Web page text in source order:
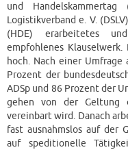
und
Logistikverband e. V.
(HDE) erarbeitetes
empfohlenes
hoch. Nach einer
Prozent der
ADSp und 86 Prozent der
gehen von der Geltung
vereinbart wird. Danach
fast ausnahmslos auf der
auf speditionelle